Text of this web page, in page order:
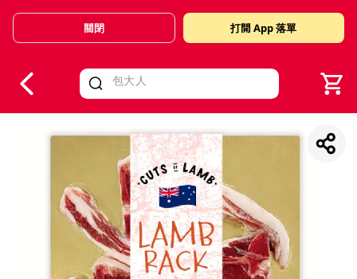
Valid Until 30 June 2026
關閉 打開 App 落單